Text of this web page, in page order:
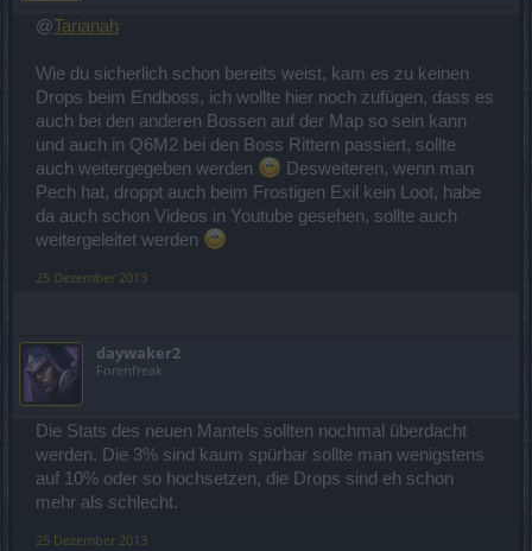
@Tarianah
Wie du sicherlich schon bereits weist, kam es zu keinen
Drops beim Endboss, ich wollte hier noch zufügen, dass es
auch bei den anderen Bossen auf der Map so sein kann
und auch in Q6M2 bei den Boss Rittern passiert, sollte
auch weitergegeben werden
Desweiteren, wenn man
Pech hat, droppt auch beim Frostigen Exil kein Loot, habe
da auch schon Videos in Youtube gesehen, sollte auch
weitergeleitet werden
25 Dezember 2013
daywaker2
Forenfreak
Die Stats des neuen Mantels sollten nochmal überdacht
werden. Die 3% sind kaum spürbar sollte man wenigstens
auf 10% oder so hochsetzen, die Drops sind eh schon
mehr als schlecht.
25 Dezember 2013